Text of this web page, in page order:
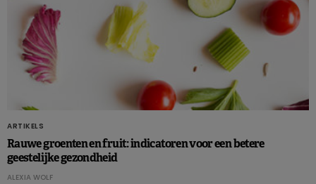
ARTIKELS
Rauwe groenten en fruit: indicatoren voor een betere
geestelijke gezondheid
ALEXIA WOLF